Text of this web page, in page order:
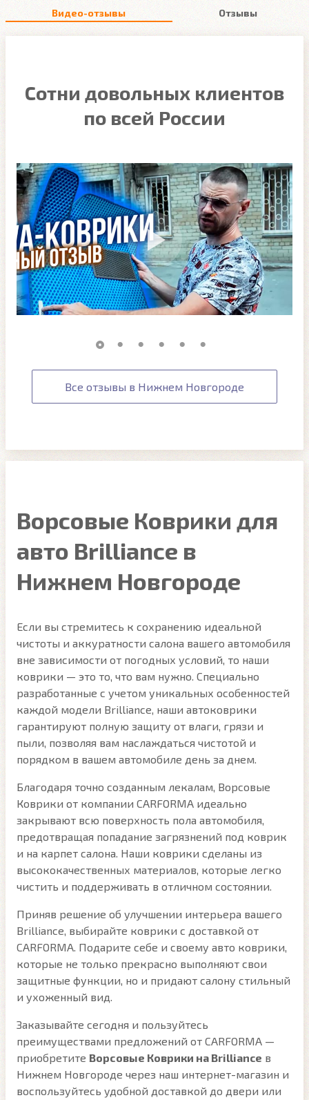
Видео-отзывы Отзывы
Сотни довольных клиентов
по всей России
Все отзывы в Нижнем Новгороде
Ворсовые Коврики для
авто Brilliance в
Нижнем Новгороде
Если вы стремитесь к сохранению идеальной
чистоты и аккуратности салона вашего автомобиля
вне зависимости от погодных условий, то наши
коврики — это то, что вам нужно. Специально
разработанные с учетом уникальных особенностей
каждой модели Brilliance, наши автоковрики
гарантируют полную защиту от влаги, грязи и
пыли, позволяя вам наслаждаться чистотой и
порядком в вашем автомобиле день за днем.
Благодаря точно созданным лекалам, Ворсовые
Коврики от компании CARFORMA идеально
закрывают всю поверхность пола автомобиля,
предотвращая попадание загрязнений под коврик
и на карпет салона. Наши коврики сделаны из
высококачественных материалов, которые легко
чистить и поддерживать в отличном состоянии.
Приняв решение об улучшении интерьера вашего
Brilliance, выбирайте коврики с доставкой от
CARFORMA. Подарите себе и своему авто коврики,
которые не только прекрасно выполняют свои
защитные функции, но и придают салону стильный
и ухоженный вид.
Заказывайте сегодня и пользуйтесь
преимуществами предложений от CARFORMA —
приобретите Ворсовые Коврики на Brilliance в
Нижнем Новгороде через наш интернет-магазин и
воспользуйтесь удобной доставкой до двери или